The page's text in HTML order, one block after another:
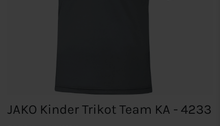
JAKO Kinder Trikot Team KA - 4233